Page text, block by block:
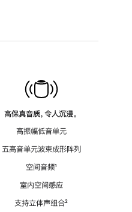
高保真音质，令人沉浸。
高振幅低音单元
五高音单元波束成形阵列
空间音频脚
¹
室内空间感应
支持立体声组合脚
²